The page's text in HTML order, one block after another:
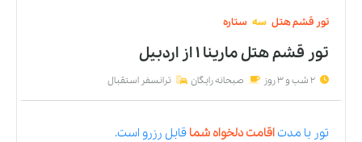
تور قشمهتل سه ستاره
تور قشم هتل مارینا ۱ از اردبیل
2 شب و 3 روز صبحانه رایگان ترانسفر استقبال
تور با مدتاقامت دلخواه شما قابل رزرو است.